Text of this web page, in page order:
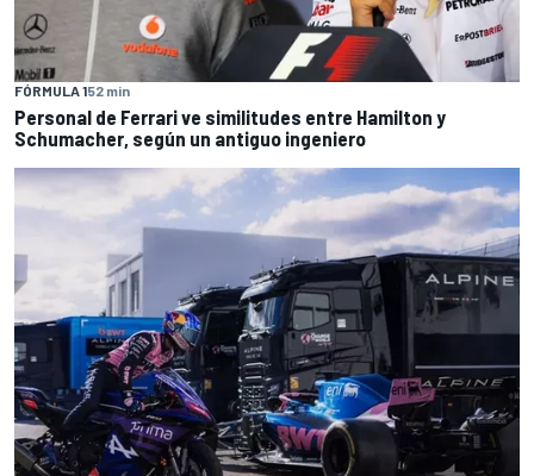
FÓRMULA 152 min
Personal de Ferrari ve similitudes entre Hamilton y
Schumacher, según un antiguo ingeniero